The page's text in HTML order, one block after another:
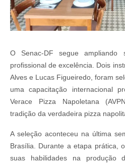
O Senac-DF segue ampliando
profissional de excelência. Dois
Alves e Lucas Figueiredo, foram
uma capacitação internacional
Verace Pizza Napoletana
tradição da verdadeira pizza
A seleção aconteceu na última
Brasília. Durante a etapa prática,
suas habilidades na produção